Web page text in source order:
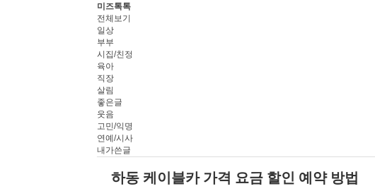
미즈톡톡
전체보기
일상
부부
시집/친정
육아
직장
살림
좋은글
웃음
고민/익명
연예/시사
내가쓴글
하동 케이블카 가격 요금 할인 예약 방법